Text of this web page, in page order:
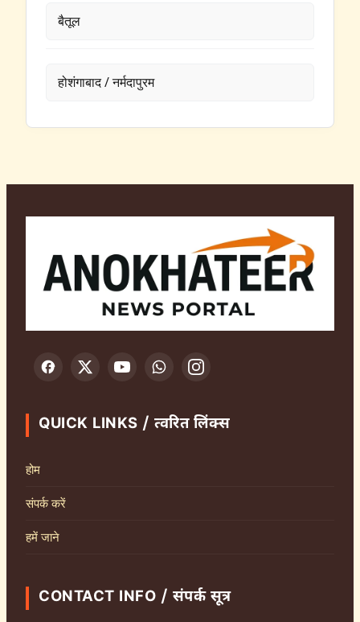
बैतूल
होशंगाबाद / नर्मदापुरम
QUICK LINKS / त्वरित लिंक्स
होम
संपर्क करें
हमें जाने
CONTACT INFO / संपर्क सूत्र